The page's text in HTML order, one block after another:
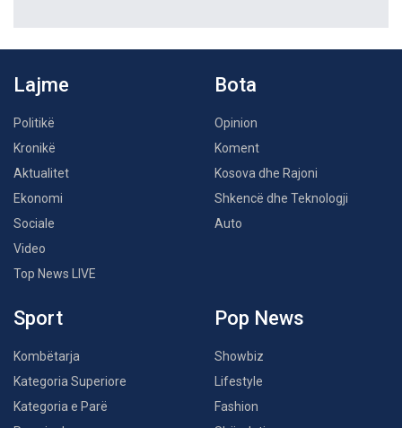
Lajme
Politikë
Kronikë
Aktualitet
Ekonomi
Sociale
Video
Top News LIVE
Bota
Opinion
Koment
Kosova dhe Rajoni
Shkencë dhe Teknologji
Auto
Sport
Kombëtarja
Kategoria Superiore
Kategoria e Parë
Pop News
Showbiz
Lifestyle
Fashion